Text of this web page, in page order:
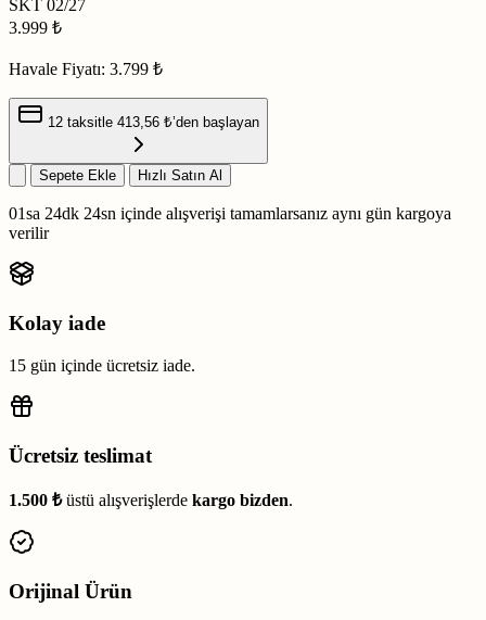
SKT 02/27
3.999 ₺
Havale Fiyatı: 3.799 ₺
12 taksitle 413,56 ₺’den başlayan
Sepete Ekle Hızlı Satın Al
01sa 24dk 23sn içinde alışverişi tamamlarsanız aynı gün kargoya
verilir
Kolay iade
15 gün içinde ücretsiz iade.
Ücretsiz teslimat
1.500 ₺üstü alışverişlerde kargo bizden.
Orijinal Ürün